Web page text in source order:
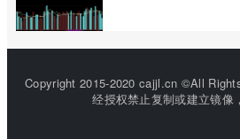
Copyright 2015-2020 cajjl.cn ©All
经授权禁止复制或建立镜像